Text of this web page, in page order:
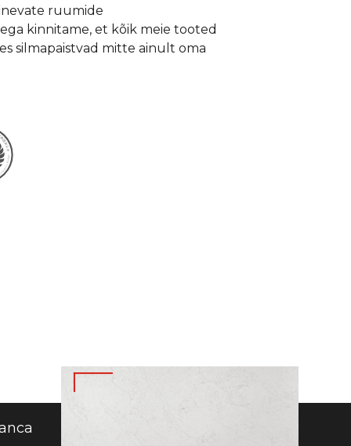
ruumide
kinnitame, et kõik meie tooted
silmapaistvad mitte ainult oma